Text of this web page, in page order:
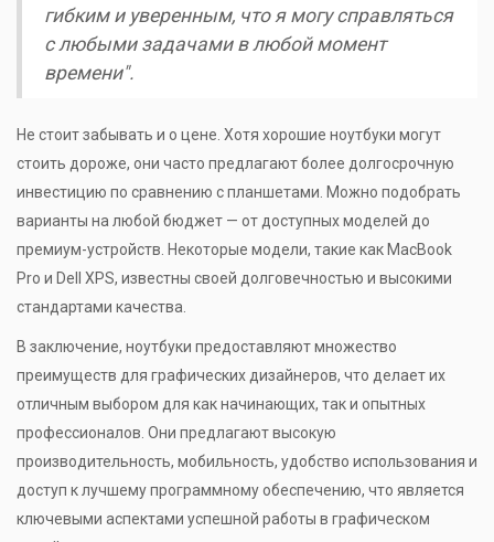
гибким и уверенным, что я могу справляться
с любыми задачами в любой момент
времени".
Не стоит забывать и о цене. Хотя хорошие ноутбуки могут
стоить дороже, они часто предлагают более долгосрочную
инвестицию по сравнению с планшетами. Можно подобрать
варианты на любой бюджет — от доступных моделей до
премиум-устройств. Некоторые модели, такие как MacBook
Pro и Dell XPS, известны своей долговечностью и высокими
стандартами качества.
В заключение, ноутбуки предоставляют множество
преимуществ для графических дизайнеров, что делает их
отличным выбором для как начинающих, так и опытных
профессионалов. Они предлагают высокую
производительность, мобильность, удобство использования и
доступ к лучшему программному обеспечению, что является
ключевыми аспектами успешной работы в графическом